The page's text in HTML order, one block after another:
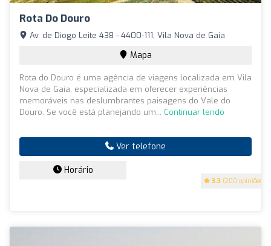
Rota Do Douro
3.3 (200 opiniões)
Av. de Diogo Leite 438 - 4400-111, Vila Nova de Gaia
Mapa
Rota do Douro é uma agência de viagens localizada em Vila
Nova de Gaia, especializada em oferecer experiências
memoráveis nas deslumbrantes paisagens do Vale do
Douro. Se você está planejando um... Continuar lendo
Ver telefone
Horário